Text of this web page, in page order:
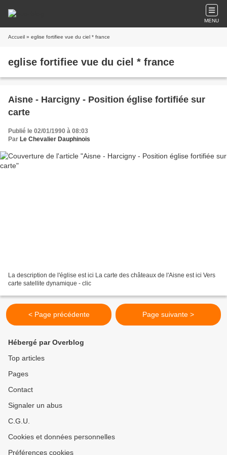
MENU
Accueil » eglise fortifiee vue du ciel * france
eglise fortifiee vue du ciel * france
Aisne - Harcigny - Position église fortifiée sur
carte
Publié le 02/01/1990 à 08:03
Par Le Chevalier Dauphinois
La description de l'église est ici La carte des châteaux de l'Aisne est ici Vers
carte satellite dynamique - clic
< Page précédente Page suivante >
Hébergé par Overblog
Top articles
Pages
Contact
Signaler un abus
C.G.U.
Cookies et données personnelles
Préférences cookies